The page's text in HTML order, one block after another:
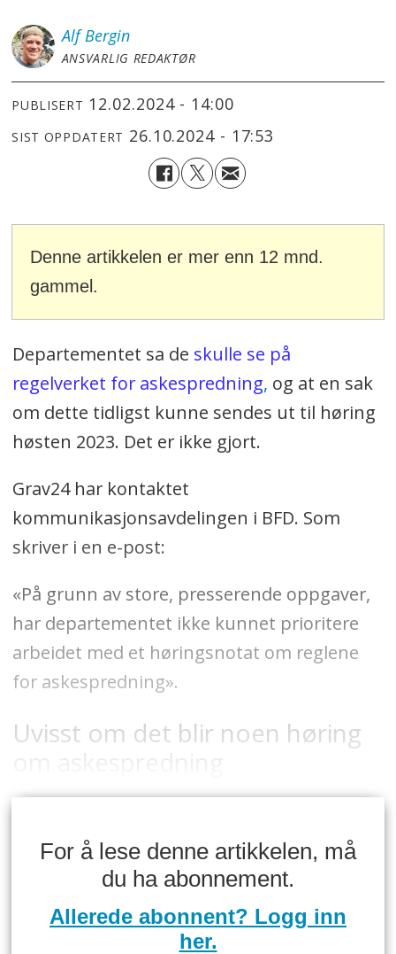
Alf Bergin
ANSVARLIG REDAKTØR
PUBLISERT 12.02.2024 - 14:00
SIST OPPDATERT 26.10.2024 - 17:53
Denne artikkelen er mer enn 12 mnd.
gammel.
Departementet sa de skulle se på
regelverket for askespredning, og at en sak
om dette tidligst kunne sendes ut til høring
høsten 2023. Det er ikke gjort.
Grav24 har kontaktet
kommunikasjonsavdelingen i BFD. Som
skriver i en e-post:
«På grunn av store, presserende oppgaver,
har departementet ikke kunnet prioritere
arbeidet med et høringsnotat om reglene
for askespredning».
Uvisst om det blir noen høring
For å lese denne artikkelen, må
du ha abonnement.
Allerede abonnent? Logg inn
her.